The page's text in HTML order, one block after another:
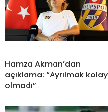
Hamza Akman’dan
açıklama: “Ayrılmak kolay
olmadı”